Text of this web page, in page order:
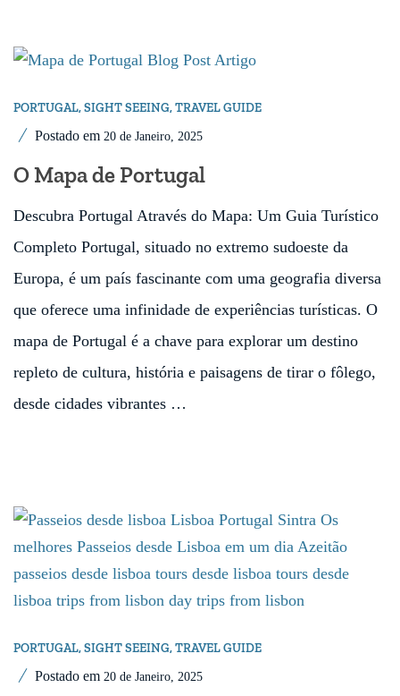
PORTUGAL,SIGHT SEEING,TRAVEL GUIDE
Postado em 20 de Janeiro, 2025
O Mapa de Portugal
Descubra Portugal Através do Mapa: Um Guia Turístico
Completo Portugal, situado no extremo sudoeste da
Europa, é um país fascinante com uma geografia diversa
que oferece uma infinidade de experiências turísticas. O
mapa de Portugal é a chave para explorar um destino
repleto de cultura, história e paisagens de tirar o fôlego,
desde cidades vibrantes …
PORTUGAL,SIGHT SEEING,TRAVEL GUIDE
Postado em 20 de Janeiro, 2025